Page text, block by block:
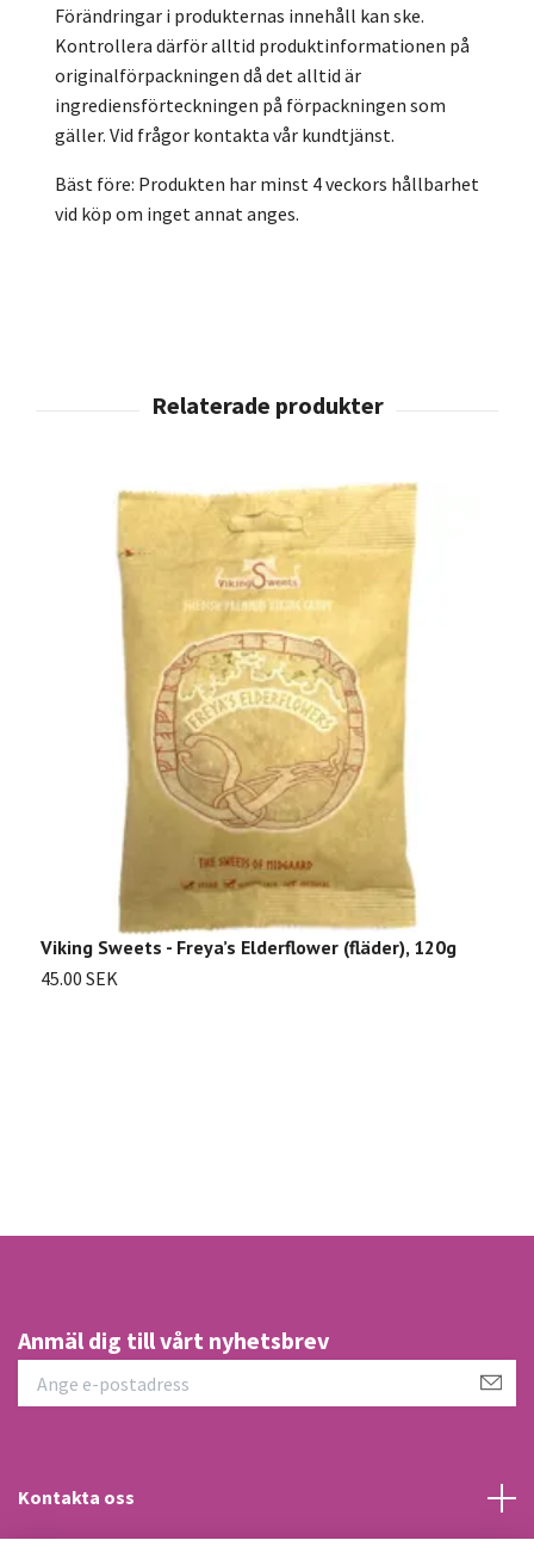
Förändringar i produkternas innehåll kan ske.
Kontrollera därför alltid produktinformationen på
originalförpackningen då det alltid är
ingrediensförteckningen på förpackningen som
gäller. Vid frågor kontakta vår kundtjänst.
Bäst före: Produkten har minst 4 veckors hållbarhet
vid köp om inget annat anges.
Viking Sweets - Freya’s Elderflower (fläder), 120g
45.00 SEK
Anmäl dig till vårt nyhetsbrev
Kontakta oss